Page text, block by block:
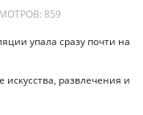
859
упала сразу почти на
развлечения и